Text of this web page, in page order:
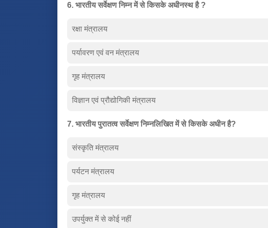
6. भारतीय सर्वेक्षण निम्न में से किसके अधीनस्थ है ?
रक्षा मंत्रालय
पर्यावरण एवं वन मंत्रालय
गृह मंत्रालय
विज्ञान एवं प्रौद्योगिकी मंत्रालय
7. भारतीय पुरातत्व सर्वेक्षण निम्नलिखित में से किसके अधीन है?
संस्कृति मंत्रालय
पर्यटन मंत्रालय
गृह मंत्रालय
उपर्युक्त में से कोई नहीं